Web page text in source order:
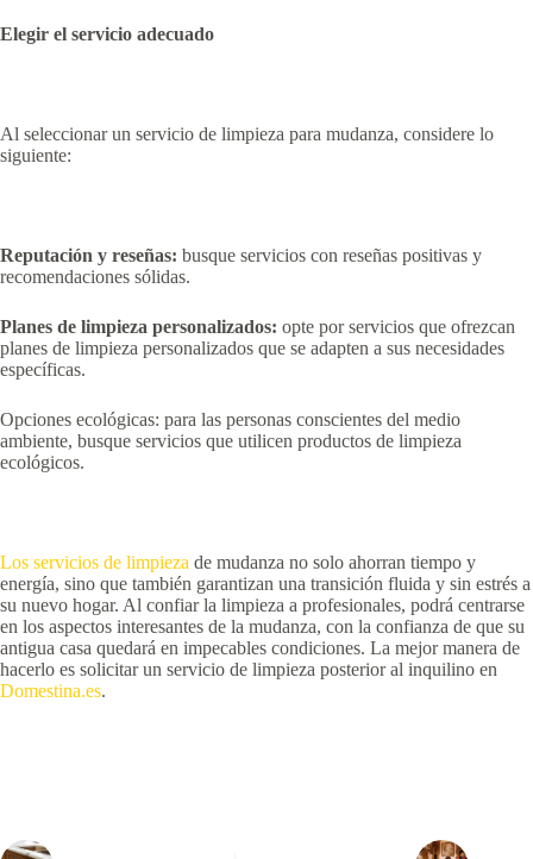
Elegir el servicio adecuado
Al seleccionar un servicio de limpieza para mudanza, considere lo
siguiente:
Reputación y reseñas: busque servicios con reseñas positivas y
recomendaciones sólidas.
Planes de limpieza personalizados: opte por servicios que ofrezcan
planes de limpieza personalizados que se adapten a sus necesidades
específicas.
Opciones ecológicas: para las personas conscientes del medio
ambiente, busque servicios que utilicen productos de limpieza
ecológicos.
Los servicios de limpieza de mudanza no solo ahorran tiempo y
energía, sino que también garantizan una transición fluida y sin estrés a
su nuevo hogar. Al confiar la limpieza a profesionales, podrá centrarse
en los aspectos interesantes de la mudanza, con la confianza de que su
antigua casa quedará en impecables condiciones. La mejor manera de
hacerlo es solicitar un servicio de limpieza posterior al inquilino en
Domestina.es.